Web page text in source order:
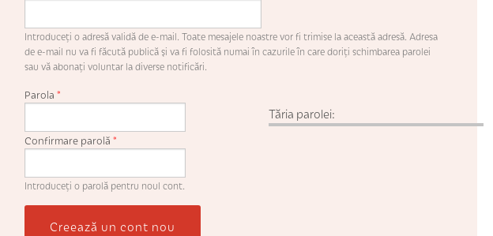
Introduceţi o adresă validă de e-mail. Toate mesajele noastre vor fi trimise la această adresă. Adresa
de e-mail nu va fi făcută publică şi va fi folosită numai în cazurile în care doriţi schimbarea parolei
sau vă abonaţi voluntar la diverse notificări.
Tăria parolei:
Parola*
Confirmare parolă*
Introduceţi o parolă pentru noul cont.
Creează un cont nou